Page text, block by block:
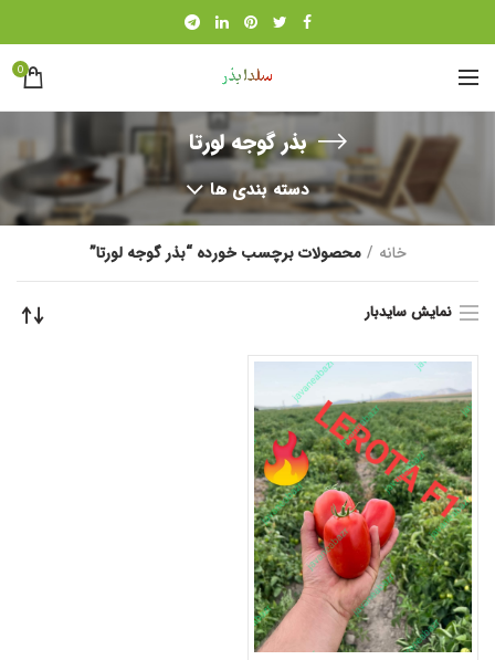
0
بذر گوجه لورتا
دسته بندی ها
خانه محصولات برچسب خورده “بذر گوجه لورتا”
نمایش سایدبار